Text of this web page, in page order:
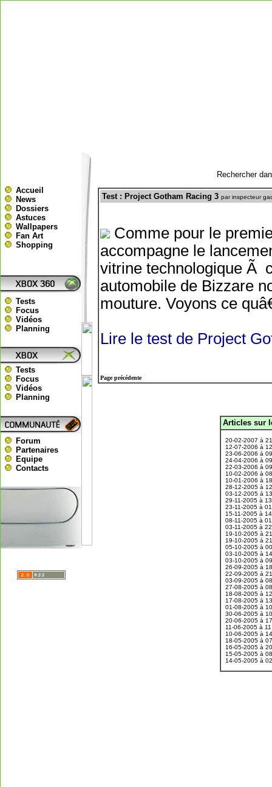
Accueil
News
Dossiers
Astuces
Wallpapers
Fan Art
Shopping
Tests
Focus
Vidéos
Planning
Tests
Focus
Vidéos
Planning
Forum
Partenaires
Equipe
Contacts
Rechercher
Test : Project Gotham Racing 3 par inspecteur
Comme pour le
accompagne le
vitrine technologique Ã
automobile de Bizzare
mouture. Voyons ce
Lire le test de Project
Page précédente
Articles sur
20-02-2007 à
12-07-2006 à
23-06-2006 à
24-04-2006 à
22-03-2006 à
10-02-2006 à
10-01-2006 à
28-12-2005 à
03-12-2005 à
29-11-2005 à
23-11-2005 à
15-11-2005 à
08-11-2005 à
03-11-2005 à
19-10-2005 à
19-10-2005 à
05-10-2005 à
03-10-2005 à
03-10-2005 à
26-09-2005 à
22-09-2005 à
03-09-2005 à
27-08-2005 à
18-08-2005 à
17-08-2005 à
01-08-2005 à
30-06-2005 à
20-06-2005 à
11-06-2005 à
10-06-2005 à
18-05-2005 à
16-05-2005 à
15-05-2005 à
14-05-2005 à